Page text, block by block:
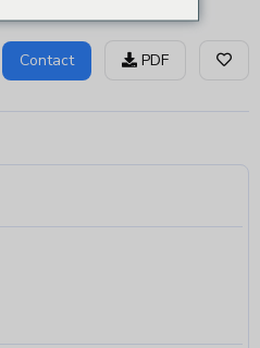
Contact PDF